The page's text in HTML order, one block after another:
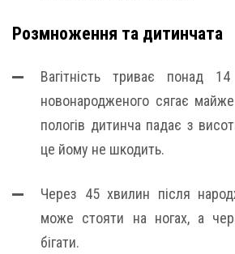
Розмноження та дитинчата
Вагітність триває понад
новонародженого сягає
пологів дитинча падає з
це йому не шкодить.
Через 45 хвилин після
може стояти на ногах, а
бігати.